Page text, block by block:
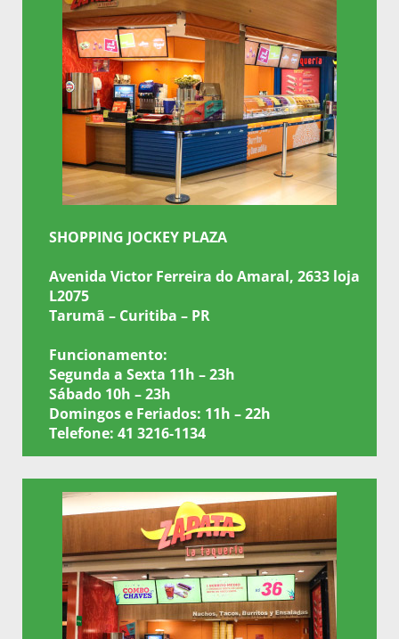
SHOPPING JOCKEY PLAZA
Avenida Victor Ferreira do Amaral, 2633 loja
L2075
Tarumã – Curitiba – PR
Funcionamento:
Segunda a Sexta 11h – 23h
Sábado 10h – 23h
Domingos e Feriados: 11h – 22h
Telefone: 41 3216-1134